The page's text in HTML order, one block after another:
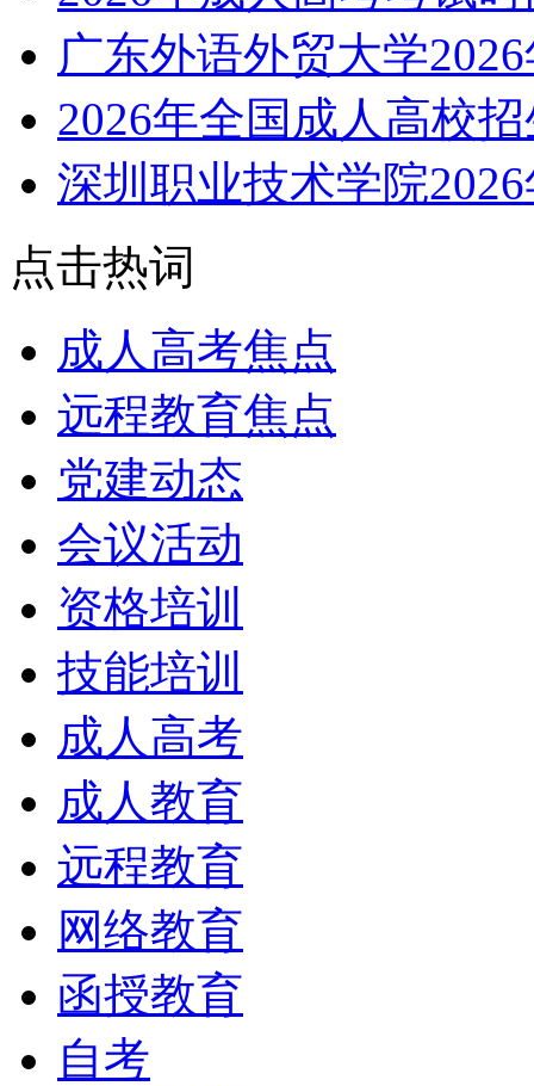
广东外语外贸大学
2026年全国成人高校
深圳职业技术学院
点击热词
成人高考焦点
远程教育焦点
党建动态
会议活动
资格培训
技能培训
成人高考
成人教育
远程教育
网络教育
函授教育
自考